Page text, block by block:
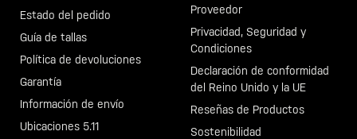
Estado del pedido
Guía de tallas
Política de devoluciones
Garantía
Información de envío
Ubicaciones 5.11
Proveedor
Privacidad, Seguridad y
Condiciones
Declaración de conformidad
del Reino Unido y la UE
Reseñas de Productos
Sostenibilidad